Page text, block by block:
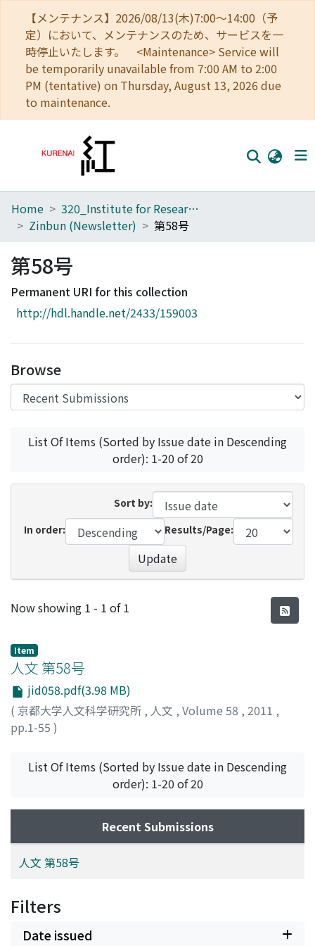
【メンテナンス】2026/08/13(木)7:00～14:00（予
定）において、メンテナンスのため、サービスを一
時停止いたします。 <Maintenance> Service will
be temporarily unavailable from 7:00 AM to 2:00
PM (tentative) on Thursday, August 13, 2026 due
to maintenance.
Home
Browse
Download Ranking
Access Statistics
Home
320_Institute for Research in Humanities
Zinbun (Newsletter)
第58号
第58号
Permanent URI for this collection
http://hdl.handle.net/2433/159003
Browse
List Of Items (Sorted by Issue date in Descending
order): 1-20 of 20
Sort by:
In order:
Results/Page:
Update
Recent Submissions
Now showing 1 - 1 of 1
Item
人文 第58号
jid058.pdf(3.98 MB)
( 京都大学人文科学研究所 , 人文 , Volume 58 , 2011 ,
pp.1-55 )
List Of Items (Sorted by Issue date in Descending
order): 1-20 of 20
Recent Submissions
人文 第58号
Filters
Date issued